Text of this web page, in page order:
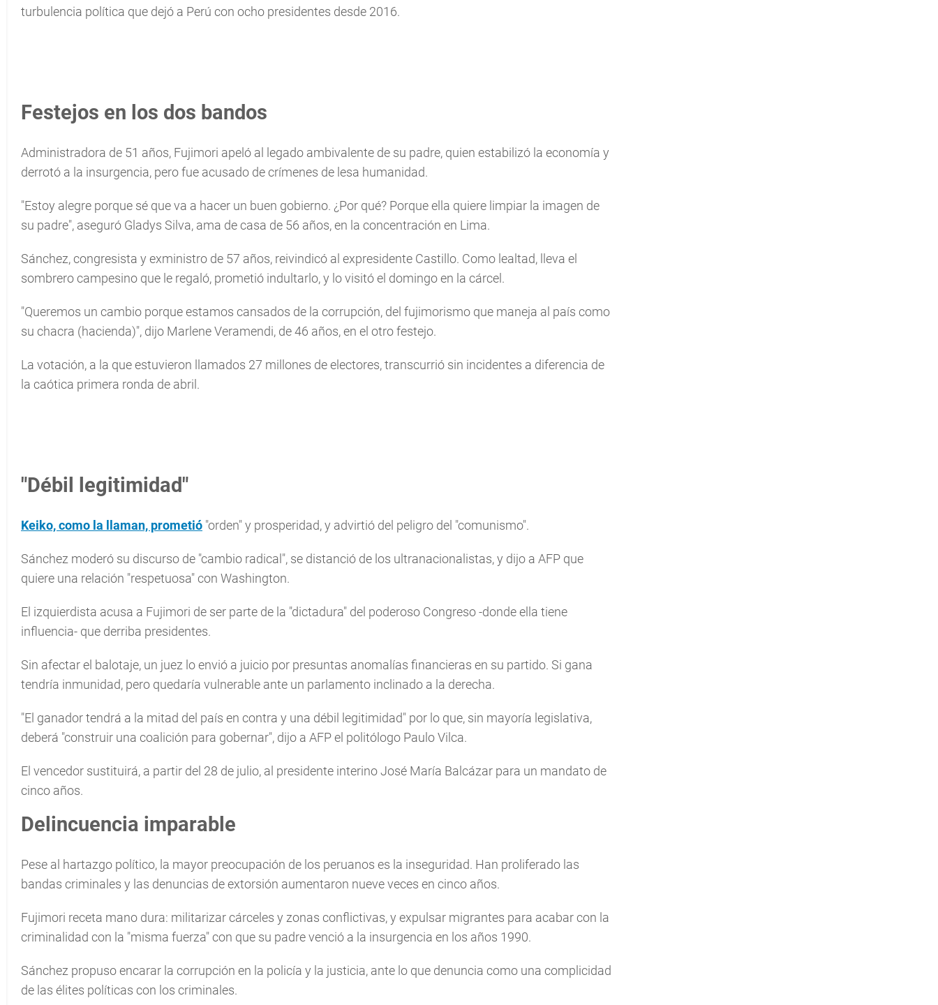
turbulencia política que dejó a Perú con ocho presidentes desde 2016.
Festejos en los dos bandos
Administradora de 51 años, Fujimori apeló al legado ambivalente de su padre, quien estabilizó la economía y
derrotó a la insurgencia, pero fue acusado de crímenes de lesa humanidad.
"Estoy alegre porque sé que va a hacer un buen gobierno. ¿Por qué? Porque ella quiere limpiar la imagen de
su padre", aseguró Gladys Silva, ama de casa de 56 años, en la concentración en Lima.
Sánchez, congresista y exministro de 57 años, reivindicó al expresidente Castillo. Como lealtad, lleva el
sombrero campesino que le regaló, prometió indultarlo, y lo visitó el domingo en la cárcel.
"Queremos un cambio porque estamos cansados de la corrupción, del fujimorismo que maneja al país como
su chacra (hacienda)", dijo Marlene Veramendi, de 46 años, en el otro festejo.
La votación, a la que estuvieron llamados 27 millones de electores, transcurrió sin incidentes a diferencia de
la caótica primera ronda de abril.
"Débil legitimidad"
Keiko, como la llaman, prometió "orden" y prosperidad, y advirtió del peligro del "comunismo".
Sánchez moderó su discurso de "cambio radical", se distanció de los ultranacionalistas, y dijo a AFP que
quiere una relación "respetuosa" con Washington.
El izquierdista acusa a Fujimori de ser parte de la "dictadura" del poderoso Congreso -donde ella tiene
influencia- que derriba presidentes.
Sin afectar el balotaje, un juez lo envió a juicio por presuntas anomalías financieras en su partido. Si gana
tendría inmunidad, pero quedaría vulnerable ante un parlamento inclinado a la derecha.
"El ganador tendrá a la mitad del país en contra y una débil legitimidad" por lo que, sin mayoría legislativa,
deberá "construir una coalición para gobernar", dijo a AFP el politólogo Paulo Vilca.
El vencedor sustituirá, a partir del 28 de julio, al presidente interino José María Balcázar para un mandato de
cinco años.
Delincuencia imparable
Pese al hartazgo político, la mayor preocupación de los peruanos es la inseguridad. Han proliferado las
bandas criminales y las denuncias de extorsión aumentaron nueve veces en cinco años.
Fujimori receta mano dura: militarizar cárceles y zonas conflictivas, y expulsar migrantes para acabar con la
criminalidad con la "misma fuerza" con que su padre venció a la insurgencia en los años 1990.
Sánchez propuso encarar la corrupción en la policía y la justicia, ante lo que denuncia como una complicidad
de las élites políticas con los criminales.